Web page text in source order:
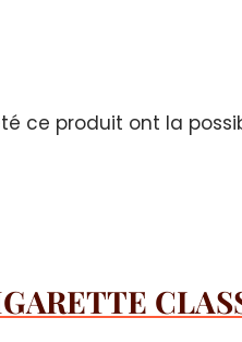
ce produit ont la